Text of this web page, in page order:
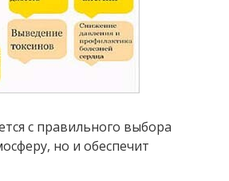
с правильного выбора
но и обеспечит